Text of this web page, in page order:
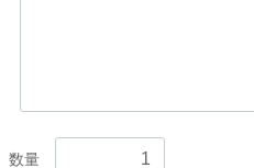
数量